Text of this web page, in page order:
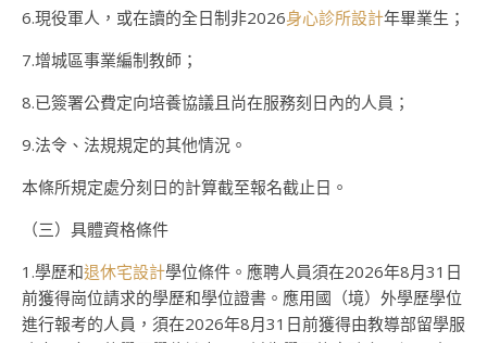
6.現役軍人，或在讀的全日制非2026身心診所設計年畢業生；
7.增城區事業編制教師；
8.已簽署公費定向培養協議且尚在服務刻日內的人員；
9.法令、法規規定的其他情況。
本條所規定處分刻日的計算截至報名截止日。
（三）具體資格條件
1.學歷和退休宅設計學位條件。應聘人員須在2026年8月31日
前獲得崗位請求的學歷和學位證書。應用國（境）外學歷學位
進行報考的人員，須在2026年8月31日前獲得由教導部留學服